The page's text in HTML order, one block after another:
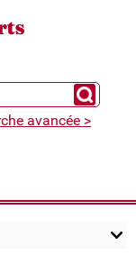
Chercher
avancée >